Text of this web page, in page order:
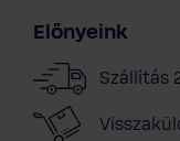
Előnyeink
Szállítás